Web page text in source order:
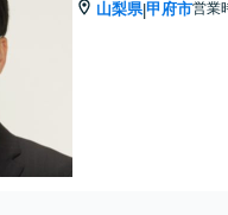
山梨県|甲府市営業